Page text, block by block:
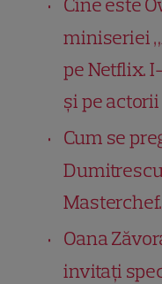
Cine este
miniseriei
pe Netflix.
și pe
Cum se
Oana
invitați